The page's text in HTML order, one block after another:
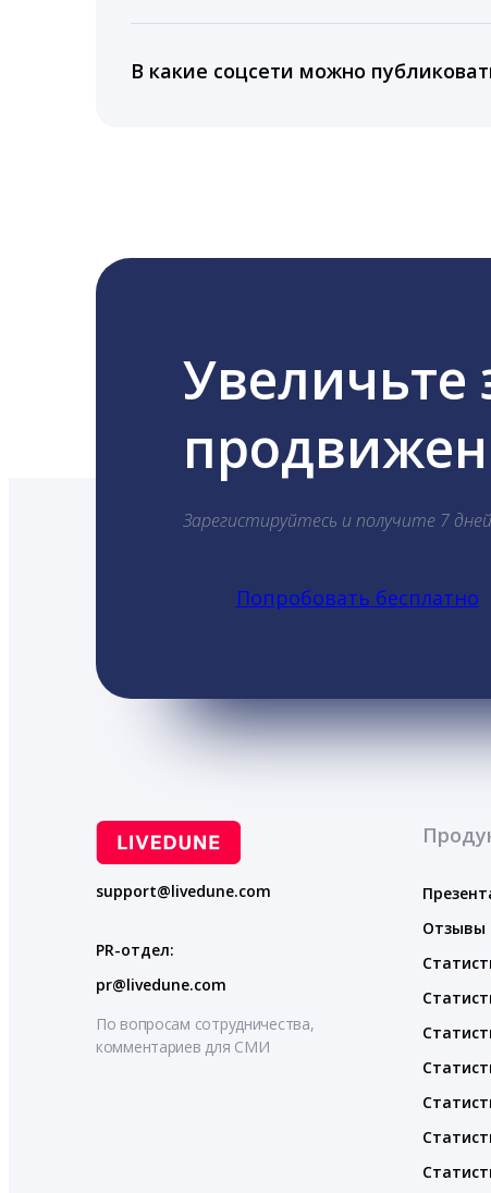
информацию третьим лицам.
В какие соцсети можно
Увеличьте
Зарегистируйтесь и получите 7
Попробовать бесплатно
support@livedune.com
PR-отдел:
pr@livedune.com
По вопросам сотрудничества,
комментариев для СМИ
Отзывы